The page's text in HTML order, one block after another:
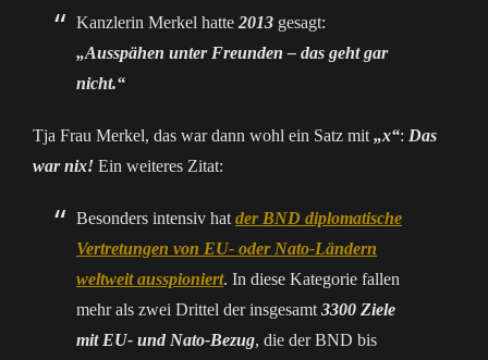
Kanzlerin Merkel hatte 2013 gesagt:
„Ausspähen unter Freunden – das geht gar
nicht.“
Tja Frau Merkel, das war dann wohl ein Satz mit „x“: Das
war nix! Ein weiteres Zitat:
Besonders intensiv hat der BND diplomatische
Vertretungen von EU- oder Nato-Ländern
weltweit ausspioniert. In diese Kategorie fallen
mehr als zwei Drittel der insgesamt 3300 Ziele
mit EU- und Nato-Bezug, die der BND bis